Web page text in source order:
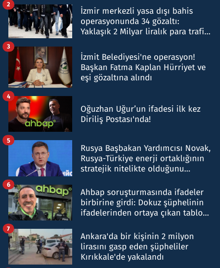
İzmir merkezli yasa dışı bahis
operasyonunda 34 gözaltı:
Yaklaşık 2 Milyar liralık para trafiği
2
İzmit Belediyesi'ne operasyon!
Başkan Fatma Kaplan Hürriyet ve
eşi gözaltına alındı
3
Oğuzhan Uğur’un ifadesi ilk kez
Diriliş Postası'nda!
4
Rusya Başbakan Yardımcısı Novak,
Rusya-Türkiye enerji ortaklığının
stratejik nitelikte olduğunu
5
Ahbap soruşturmasında ifadeler
birbirine girdi: Dokuz şüphelinin
ifadelerinden ortaya çıkan tablo
6
Ankara'da bir kişinin 2 milyon
lirasını gasp eden şüpheliler
Kırıkkale'de yakalandı
7